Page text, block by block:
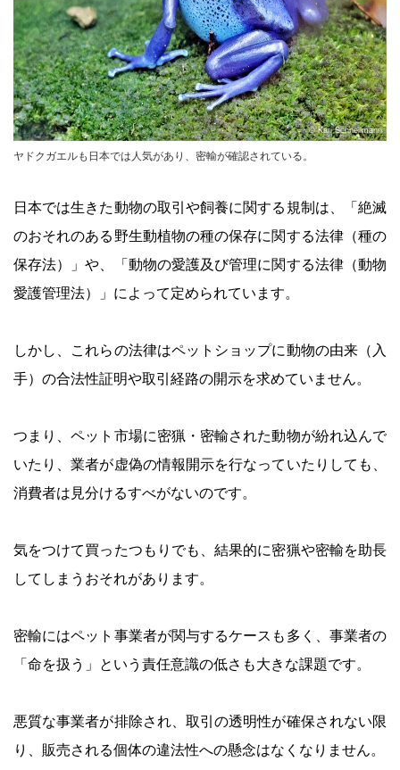
© Kari Schnellmann
ヤドクガエルも日本では人気があり、密輸が確認されている。
日本では生きた動物の取引や飼養に関する規制は、「絶滅
のおそれのある野生動植物の種の保存に関する法律（種の
保存法）」や、「動物の愛護及び管理に関する法律（動物
愛護管理法）」によって定められています。
しかし、これらの法律はペットショップに動物の由来（入
手）の合法性証明や取引経路の開示を求めていません。
つまり、ペット市場に密猟・密輸された動物が紛れ込んで
いたり、業者が虚偽の情報開示を行なっていたりしても、
消費者は見分けるすべがないのです。
気をつけて買ったつもりでも、結果的に密猟や密輸を助長
してしまうおそれがあります。
密輸にはペット事業者が関与するケースも多く、事業者の
「命を扱う」という責任意識の低さも大きな課題です。
悪質な事業者が排除され、取引の透明性が確保されない限
り、販売される個体の違法性への懸念はなくなりません。